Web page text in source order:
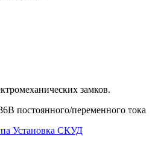
замков.
постоянного/переменного тока
Установка СКУД